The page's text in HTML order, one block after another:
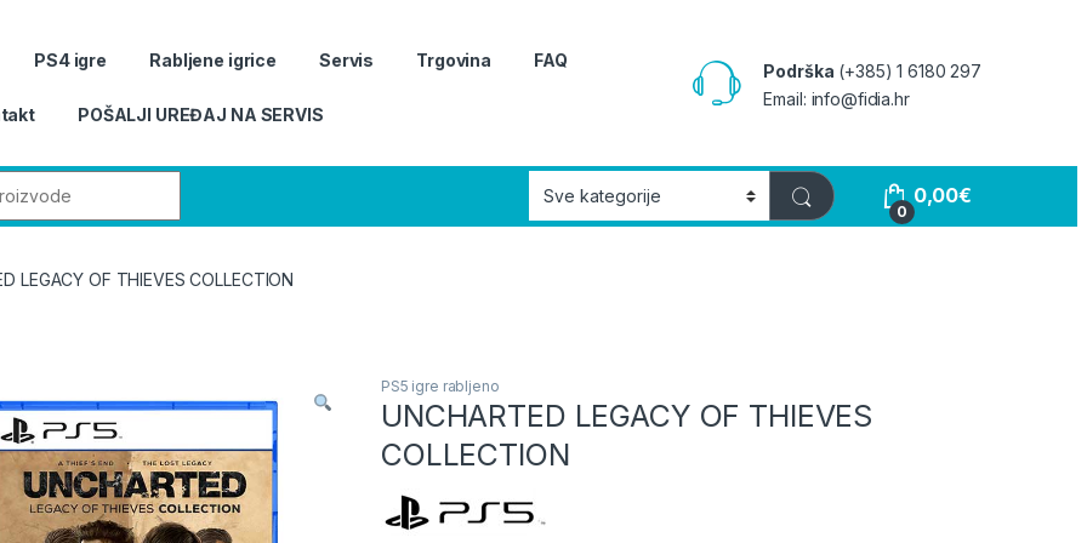
PS4 igre Rabljene igrice Servis Trgovina FAQ
POŠALJI UREĐAJ NA SERVIS
Podrška (+385) 1 6180 297
Email: info@fidia.hr
0
0,00€
LEGACY OF THIEVES COLLECTION
PS5 igre rabljeno
UNCHARTED LEGACY OF THIEVES
COLLECTION